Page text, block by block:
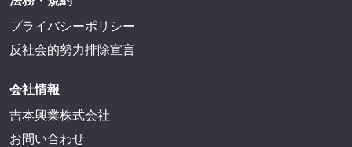
プライバシーポリシー
反社会的勢力排除宣言
会社情報
吉本興業株式会社
お問い合わせ